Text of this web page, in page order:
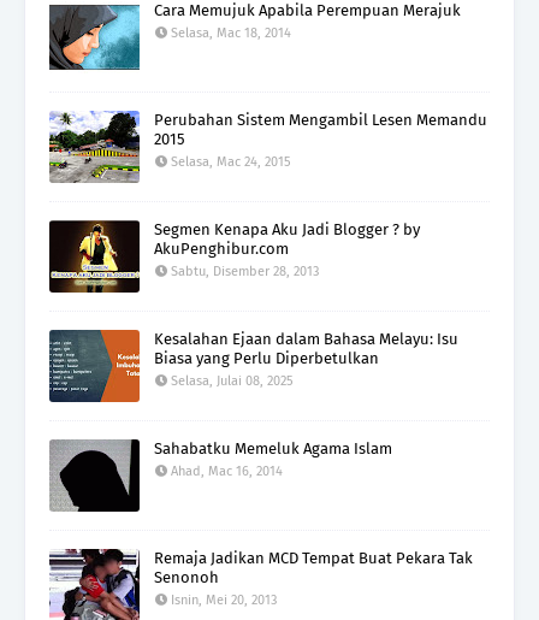
Cara Memujuk Apabila Perempuan Merajuk
Selasa, Mac 18, 2014
Perubahan Sistem Mengambil Lesen Memandu
2015
Selasa, Mac 24, 2015
Segmen Kenapa Aku Jadi Blogger ? by
AkuPenghibur.com
Sabtu, Disember 28, 2013
Kesalahan Ejaan dalam Bahasa Melayu: Isu
Biasa yang Perlu Diperbetulkan
Selasa, Julai 08, 2025
Sahabatku Memeluk Agama Islam
Ahad, Mac 16, 2014
Remaja Jadikan MCD Tempat Buat Pekara Tak
Senonoh
Isnin, Mei 20, 2013